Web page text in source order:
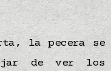
la pecera se
de ver los